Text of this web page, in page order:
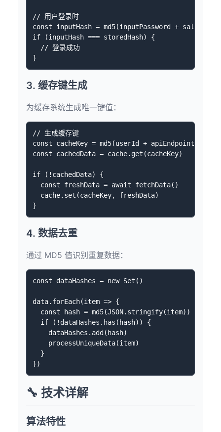
// 用户登录时
const inputHash = md5(inputPassword + salt)
if (inputHash === storedHash) {
  // 登录成功
3. 缓存键生成
为缓存系统生成唯一键值：
// 生成缓存键
const cacheKey = md5(userId + apiEndpoint +
const cachedData = cache.get(cacheKey)
if (!cachedData) {
  const freshData = await fetchData()
  cache.set(cacheKey, freshData)
4. 数据去重
通过 MD5 值识别重复数据：
const dataHashes = new Set()
data.forEach(item => {
  const hash = md5(JSON.stringify(item))
  if (!dataHashes.has(hash)) {
    dataHashes.add(hash)
    processUniqueData(item)
  }
🔧 技术详解
算法特性